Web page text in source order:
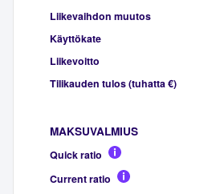
Liikevaihdon muutos
Käyttökate
Liikevoitto
Tilikauden tulos (tuhatta €)
MAKSUVALMIUS
Quick ratio
Current ratio